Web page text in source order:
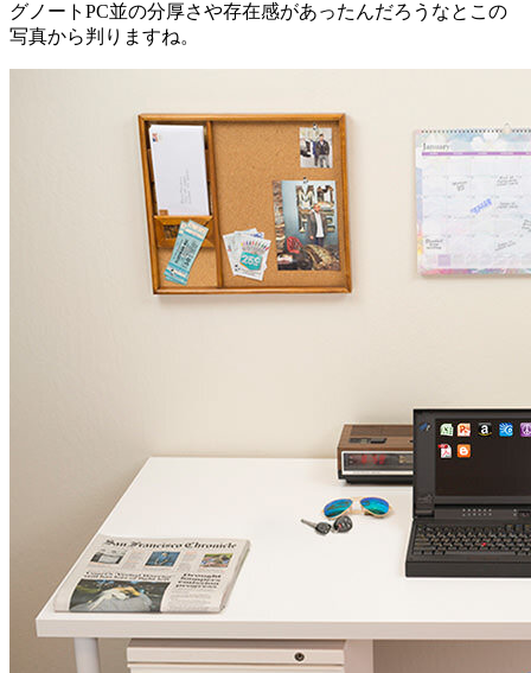
グノートPC並の分厚さや存在感があったんだろうなとこの
写真から判りますね。